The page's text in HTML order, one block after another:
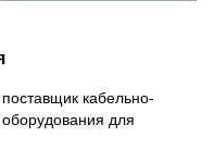
кабельно-
для